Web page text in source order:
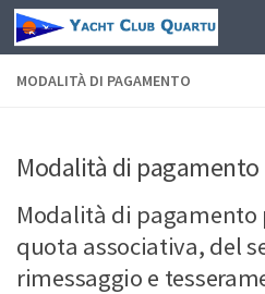
Salta al contenuto
MODALITÀ DI PAGAMENTO
Modalità di pagamento
Modalità di
quota associativa, del
rimessaggio e